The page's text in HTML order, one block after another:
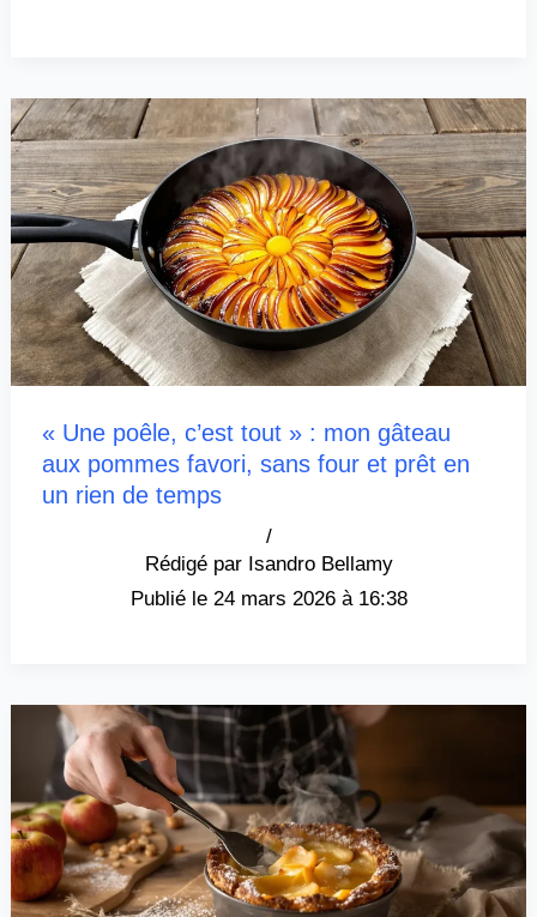
« Une poêle, c’est tout » : mon gâteau
aux pommes favori, sans four et prêt en
un rien de temps
Isandro Bellamy
/
24 mars 2026 à 16:38